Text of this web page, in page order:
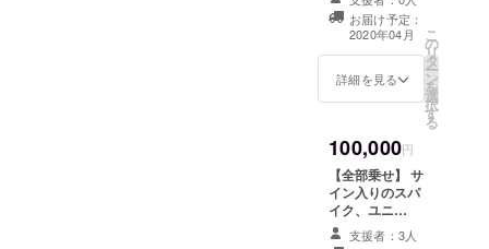
イツ観光に来た
際には名所の案
内役や通訳を１
日担当させて頂
きます。ドイツ
に事前にご連絡
ください。（※ケ
ルン・デュッセ
ルドルフ近郊で
練習や試合に差
支えのない日に
お届け予定：
2020年04月
詳細を見る
こ
の
リ
タ
ー
ン
を
選
択
す
る
100,000円
【全部乗せ】 サ
イン入りのスパ
イク、ユニ
フォーム、感謝
の手紙を直接お
支援者：3人